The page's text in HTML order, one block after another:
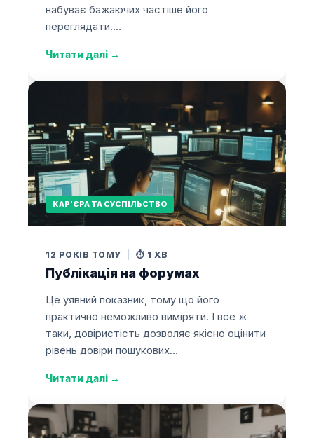
набуває бажаючих частіше його
переглядати.…
Читати далі →
КАР'ЄРА ТА СУСПІЛЬСТВО
12 РОКІВ ТОМУ ⏱️ 1 ХВ
Публікація на форумах
Це уявний показник, тому що його
практично неможливо виміряти. І все ж
таки, довіристість дозволяє якісно оцінити
рівень довіри пошукових…
Читати далі →